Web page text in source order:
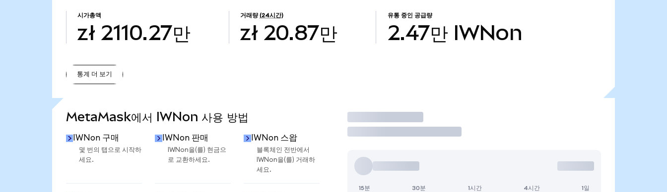
시가총액
zł 2110.27만
거래량 (24시간)
zł 20.87만
유통 중인 공급량
2.47만 IWNon
통계 더 보기
MetaMask에서 IWNon 사용 방법
IWNon 구매
몇 번의 탭으로 시작하
세요.
IWNon 판매
IWNon을(를) 현금으
로 교환하세요.
IWNon 스왑
블록체인 전반에서
IWNon을(를) 거래하
세요.
거래
15분 30분 1시간 4시간 1일